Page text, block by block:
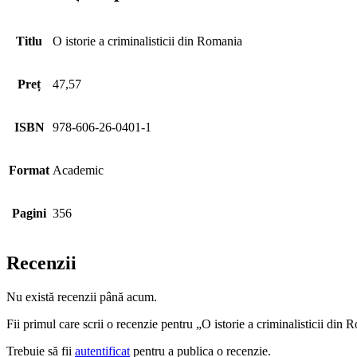
Titlu O istorie a criminalisticii din Romania
Preț 47,57
ISBN 978-606-26-0401-1
Format Academic
Pagini 356
Recenzii
Nu există recenzii până acum.
Fii primul care scrii o recenzie pentru „O istorie a criminalisticii din
Trebuie să fii autentificatpentru a publica o recenzie.